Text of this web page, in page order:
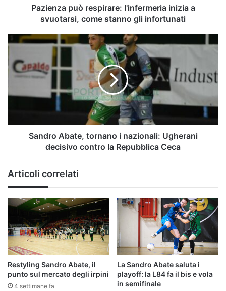
Pazienza può respirare: l'infermeria inizia a
svuotarsi, come stanno gli infortunati
Sandro
tornano
i
Ugherani
la
RepubblicaSandro Abate, tornano i nazionali: Ugherani
decisivo contro la Repubblica Ceca
Articoli correlati
Restyling Sandro Abate, il
punto sul mercato degli irpini
4 settimane fa
La Sandro Abate saluta i
playoff: la L84 fa il bis e vola
in semifinale